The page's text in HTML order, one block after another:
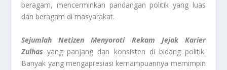
beragam, mencerminkan pandangan politik yang luas
dan beragam di masyarakat.
Sejumlah Netizen Menyoroti Rekam Jejak Karier
Zulhas yang panjang dan konsisten di bidang politik.
Banyak yang mengapresiasi kemampuannya memimpin